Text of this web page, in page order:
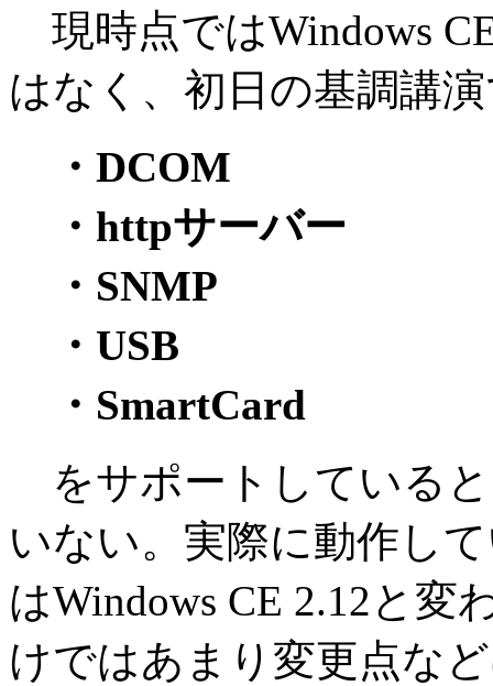
現時点ではWindows
はなく、初日の基調講
・DCOM
・httpサーバー
・SNMP
・USB
・SmartCard
をサポートしている
いない。実際に動作し
はWindows CE 2.12と
けではあまり変更点な